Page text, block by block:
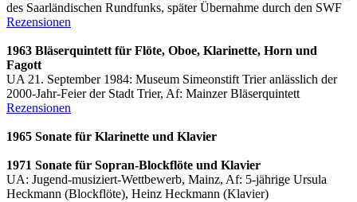
des Saarländischen Rundfunks, später Übernahme durch den SWF
Rezensionen
1963 Bläserquintett für Flöte, Oboe, Klarinette, Horn und
Fagott
UA 21. September 1984: Museum Simeonstift Trier anlässlich der
2000-Jahr-Feier der Stadt Trier, Af: Mainzer Bläserquintett
Rezensionen
1965 Sonate für Klarinette und Klavier
1971 Sonate für Sopran-Blockflöte und Klavier
UA: Jugend-musiziert-Wettbewerb, Mainz, Af: 5-jährige Ursula
Heckmann (Blockflöte), Heinz Heckmann (Klavier)